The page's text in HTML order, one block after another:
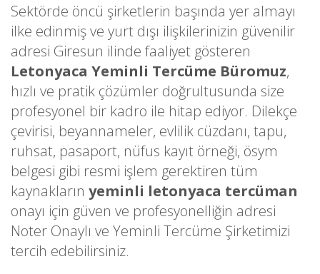
Sektörde öncü şirketlerin başında yer almayı
ilke edinmiş ve yurt dışı ilişkilerinizin güvenilir
adresi Giresun ilinde faaliyet gösteren
Letonyaca Yeminli Tercüme Büromuz,
hızlı ve pratik çözümler doğrultusunda size
profesyonel bir kadro ile hitap ediyor. Dilekçe
çevirisi, beyannameler, evlilik cüzdanı, tapu,
ruhsat, pasaport, nüfus kayıt örneği, ösym
belgesi gibi resmi işlem gerektiren tüm
kaynakların yeminli letonyaca tercüman
onayı için güven ve profesyonelliğin adresi
Noter Onaylı ve Yeminli Tercüme Şirketimizi
tercih edebilirsiniz.